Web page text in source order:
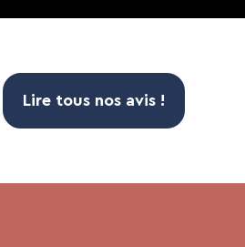
Lire tous nos avis !